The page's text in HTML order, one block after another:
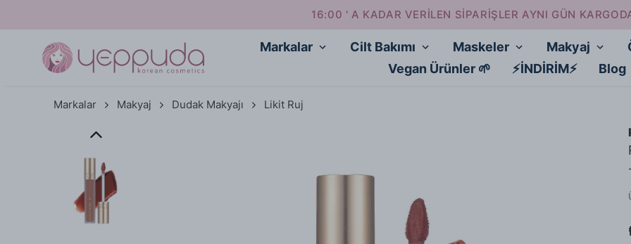
16:00 ' A KADAR VERİLEN SİPARİŞLER AYNI GÜN
Markalar Cilt Bakımı Maskeler Makyaj
Vegan Ürünler 🌱
⚡İNDİRİM⚡ Blog
Markalar Makyaj Dudak Makyajı Likit Ruj